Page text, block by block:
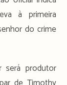
à primeira
do crime
será produtor